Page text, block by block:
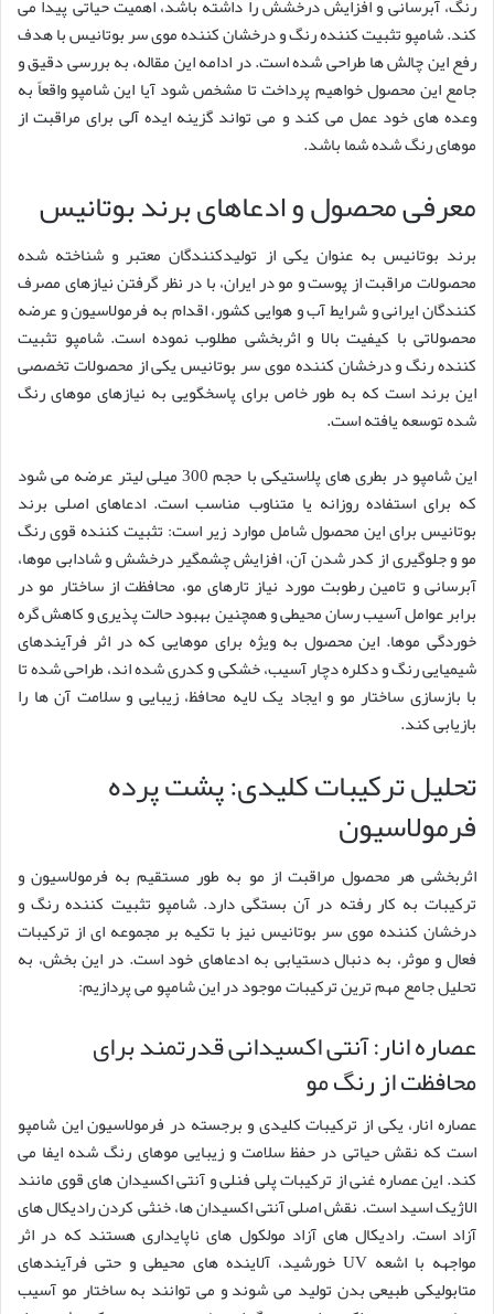
کند. شامپو تثبیت کننده رنگ و درخشان کننده موی سر بوتانیس با هدف
رفع این چالش ها طراحی شده است. در ادامه این مقاله، به بررسی دقیق و
جامع این محصول خواهیم پرداخت تا مشخص شود آیا این شامپو واقعاً به
وعده های خود عمل می کند و می تواند گزینه ایده آلی برای مراقبت از
موهای رنگ شده شما باشد.
معرفی محصول و ادعاهای برند بوتانیس
برند بوتانیس به عنوان یکی از تولیدکنندگان معتبر و شناخته شده
محصولات مراقبت از پوست و مو در ایران، با در نظر گرفتن نیازهای مصرف
کنندگان ایرانی و شرایط آب و هوایی کشور، اقدام به فرمولاسیون و عرضه
محصولاتی با کیفیت بالا و اثربخشی مطلوب نموده است. شامپو تثبیت
کننده رنگ و درخشان کننده موی سر بوتانیس یکی از محصولات تخصصی
این برند است که به طور خاص برای پاسخگویی به نیازهای موهای رنگ
شده توسعه یافته است.
این شامپو در بطری های پلاستیکی با حجم 300 میلی لیتر عرضه می شود
که برای استفاده روزانه یا متناوب مناسب است. ادعاهای اصلی برند
بوتانیس برای این محصول شامل موارد زیر است: تثبیت کننده قوی رنگ
مو و جلوگیری از کدر شدن آن، افزایش چشمگیر درخشش و شادابی موها،
آبرسانی و تامین رطوبت مورد نیاز تارهای مو، محافظت از ساختار مو در
برابر عوامل آسیب رسان محیطی و همچنین بهبود حالت پذیری و کاهش گره
خوردگی موها. این محصول به ویژه برای موهایی که در اثر فرآیندهای
شیمیایی رنگ و دکلره دچار آسیب، خشکی و کدری شده اند، طراحی شده تا
با بازسازی ساختار مو و ایجاد یک لایه محافظ، زیبایی و سلامت آن ها را
بازیابی کند.
تحلیل ترکیبات کلیدی: پشت پرده
فرمولاسیون
اثربخشی هر محصول مراقبت از مو به طور مستقیم به فرمولاسیون و
ترکیبات به کار رفته در آن بستگی دارد. شامپو تثبیت کننده رنگ و
درخشان کننده موی سر بوتانیس نیز با تکیه بر مجموعه ای از ترکیبات
فعال و موثر، به دنبال دستیابی به ادعاهای خود است. در این بخش، به
تحلیل جامع مهم ترین ترکیبات موجود در این شامپو می پردازیم:
عصاره انار: آنتی اکسیدانی قدرتمند برای
محافظت از رنگ مو
عصاره انار، یکی از ترکیبات کلیدی و برجسته در فرمولاسیون این شامپو
است که نقش حیاتی در حفظ سلامت و زیبایی موهای رنگ شده ایفا می
کند. این عصاره غنی از ترکیبات پلی فنلی و آنتی اکسیدان های قوی مانند
الاژیک اسید است. نقش اصلی آنتی اکسیدان ها، خنثی کردن رادیکال های
آزاد است. رادیکال های آزاد مولکول های ناپایداری هستند که در اثر
مواجهه با اشعه UV خورشید، آلاینده های محیطی و حتی فرآیندهای
متابولیکی طبیعی بدن تولید می شوند و می توانند به ساختار مو آسیب